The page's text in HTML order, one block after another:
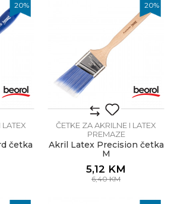
20%
LATEX
četka
20%
ČETKE ZA AKRILNE I LATEX
PREMAZE
Akril Latex Precision četka
M
5,12 KM
6,40KM